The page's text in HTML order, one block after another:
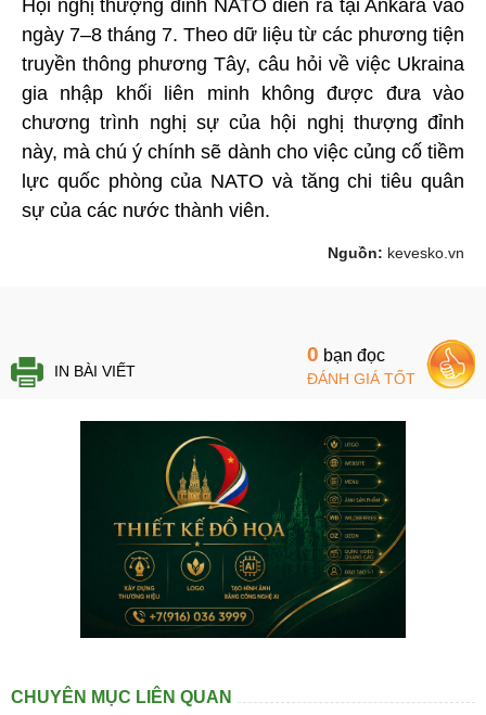
Hội nghị thượng đỉnh NATO diễn ra tại Ankara vào
ngày 7–8 tháng 7. Theo dữ liệu từ các phương tiện
truyền thông phương Tây, câu hỏi về việc Ukraina
gia nhập khối liên minh không được đưa vào
chương trình nghị sự của hội nghị thượng đỉnh
này, mà chú ý chính sẽ dành cho việc củng cố tiềm
lực quốc phòng của NATO và tăng chi tiêu quân
sự của các nước thành viên.
Nguồn: kevesko.vn
IN BÀI VIẾT
0 bạn đọc
ĐÁNH GIÁ TỐT
CHUYÊN MỤC LIÊN QUAN